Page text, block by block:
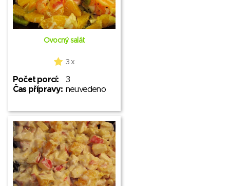
Ovocný salát
3 x
Počet porcí:
3
Čas přípravy: neuvedeno